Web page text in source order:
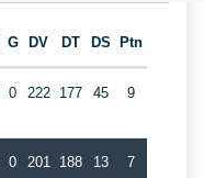
G DV DT DS Ptn
0 222 177 45 9
0 201 188 13 7